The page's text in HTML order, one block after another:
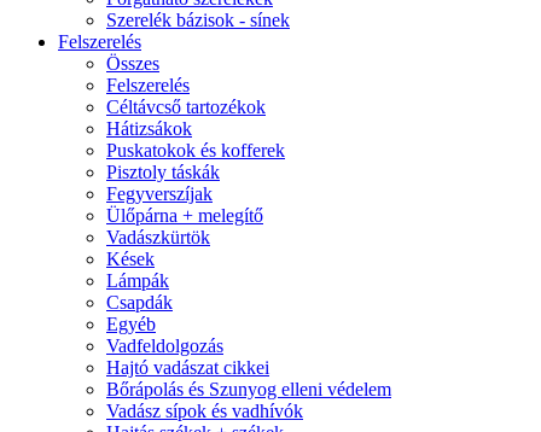
Szerelék bázisok - sínek
Felszerelés
Összes
Felszerelés
Céltávcső tartozékok
Hátizsákok
Puskatokok és kofferek
Pisztoly táskák
Fegyverszíjak
Ülőpárna + melegítő
Vadászkürtök
Kések
Lámpák
Csapdák
Egyéb
Vadfeldolgozás
Hajtó vadászat cikkei
Bőrápolás és Szunyog elleni védelem
Vadász sípok és vadhívók